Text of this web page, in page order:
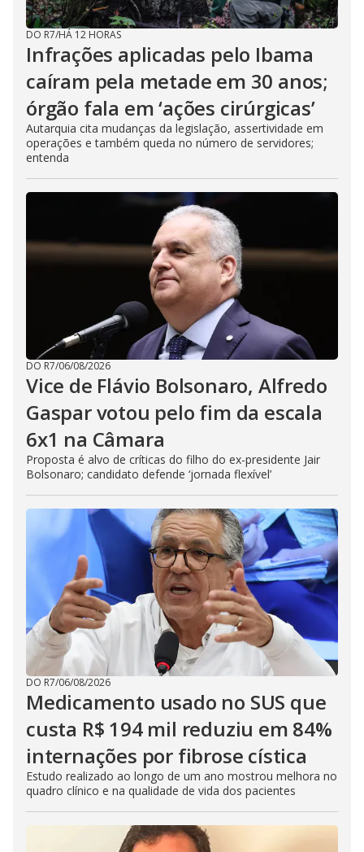
DO R7/HÁ 12 HORAS
Infrações aplicadas pelo Ibama
caíram pela metade em 30 anos;
órgão fala em ‘ações cirúrgicas’
Autarquia cita mudanças da legislação, assertividade em
operações e também queda no número de servidores;
entenda
DO R7/06/08/2026
Vice de Flávio Bolsonaro, Alfredo
Gaspar votou pelo fim da escala
6x1 na Câmara
Proposta é alvo de críticas do filho do ex-presidente Jair
Bolsonaro; candidato defende ‘jornada flexível’
DO R7/06/08/2026
Medicamento usado no SUS que
custa R$ 194 mil reduziu em 84%
internações por fibrose cística
Estudo realizado ao longo de um ano mostrou melhora no
quadro clínico e na qualidade de vida dos pacientes